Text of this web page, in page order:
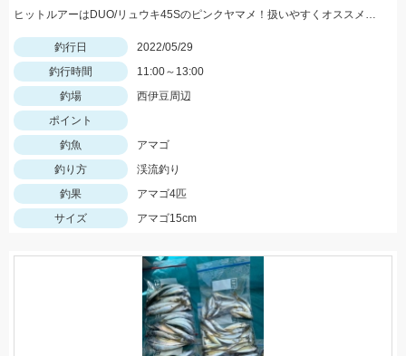
ヒットルアーはDUO/リュウキ45Sのピンクヤマメ！扱いやすくオススメです。
釣行日
2022/05/29
釣行時間
11:00～13:00
釣場
西伊豆周辺
ポイント
釣魚
アマゴ
釣り方
渓流釣り
釣果
アマゴ4匹
サイズ
アマゴ15cm